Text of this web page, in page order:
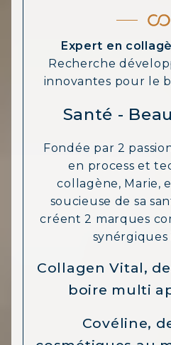
COLLAGÈNE
ARTICULATIONS
COLLAGÈNE
CHEVEUX &
COLLAGÈNE
ENDURANCE &
COLLAGÈNE
RAFFERMISSEZ
Expert en
Recherche
innovantes pour le
Santé -
Fondée par 2
en process et
collagène, Marie,
soucieuse de sa
créent 2 marques
synérgiques
Collagen Vital,
boire multi
Covéline,